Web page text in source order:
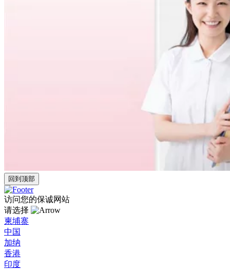
回到顶部
访问您的保诚网站
请选择
柬埔寨
中国
加纳
香港
印度